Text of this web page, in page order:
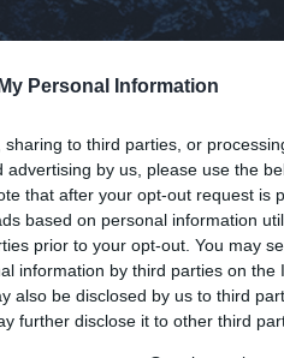
Personal Information
to third parties, or
by us, please use the
that after your opt-out request is
based on personal information
prior to your opt-out. You may
information by third parties on the
also be disclosed by us to third
further disclose it to other third
προετοιμάζει η Ένωση
καλλιτεχνών, θα